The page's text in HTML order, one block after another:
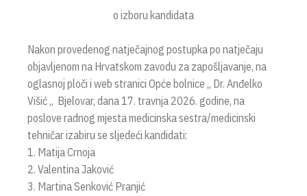
o izboru kandidata
Nakon provedenog natječajnog postupka po natječaju
objavljenom na Hrvatskom zavodu za zapošljavanje, na
oglasnoj ploči i web stranici Opće bolnice „ Dr. Anđelko
Višić „ Bjelovar, dana 17. travnja 2026. godine, na
poslove radnog mjesta medicinska sestra/medicinski
tehničar izabiru se sljedeći kandidati:
1. Matija Crnoja
2. Valentina Jaković
3. Martina Senković Pranjić